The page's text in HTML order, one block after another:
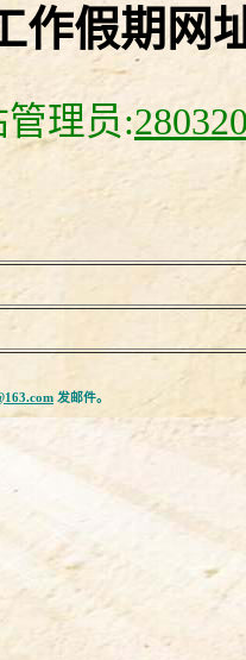
假期网址
管理员:
发邮件。